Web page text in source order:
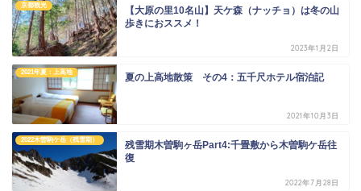
京都観光
【大原の里10名山】天ケ森（ナッチョ）は冬の山
歩きにおススメ！
2023年1月2日
2021年夏：上高地 夏の上高地散策 その4：五千尺ホテル宿泊記
2021年10月3日
2022木曽駒ケ岳（残雪期）
残雪期木曽駒ヶ岳Part4:千畳敷から木曽駒ケ岳往
復
2022年7月28日